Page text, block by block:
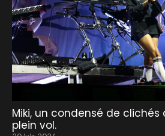
Miki, un condensé de clichés
plein vol.